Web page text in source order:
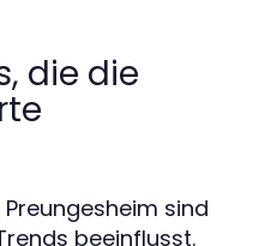
die die
sind
beeinflusst.